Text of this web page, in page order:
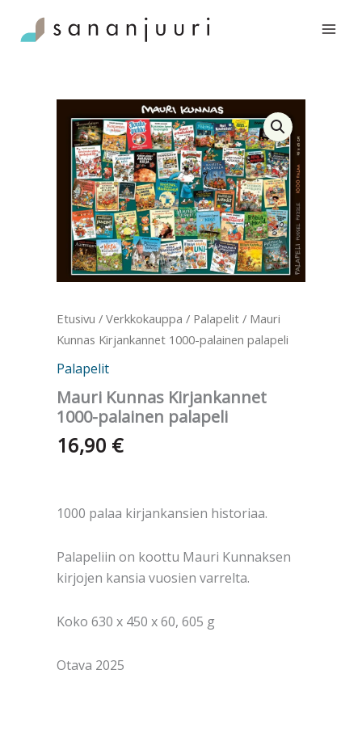
sisältöön
Etusivu / Verkkokauppa / Palapelit / Mauri
Kunnas Kirjankannet 1000-palainen palapeli
Palapelit
Mauri Kunnas Kirjankannet
1000-palainen palapeli
16,90 €
1000 palaa kirjankansien historiaa.​
Palapeliin on koottu Mauri Kunnaksen
kirjojen kansia vuosien varrelta.
Koko 630 x 450 x 60, 605 g
Otava 2025
1000-
palainen
palapeli